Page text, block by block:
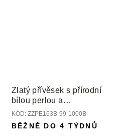
Zlatý přívěsek s přírodní
bílou perlou a
diamantem
KÓD: ZZPE163B-99-1000B
BĚŽNĚ DO 4 TÝDNŮ